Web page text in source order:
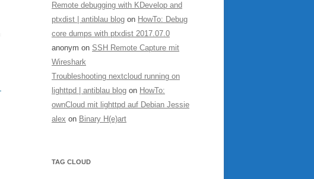
Remote debugging with KDevelop and
ptxdist | antiblau blog on HowTo: Debug
core dumps with ptxdist 2017.07.0
anonym on SSH Remote Capture mit
Wireshark
Troubleshooting nextcloud running on
lighttpd | antiblau blog on HowTo:
ownCloud mit lighttpd auf Debian Jessie
alex on Binary H(e)art
TAG CLOUD